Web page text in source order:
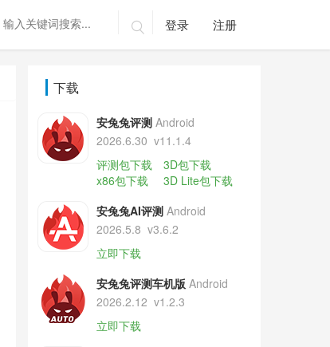
 登录 注册
下载
安兔兔评测 Android
2026.6.30 v11.1.4
评测包下载
3D包下载
x86包下载
3D Lite包下载
安兔兔AI评测 Android
2026.5.8 v3.6.2
立即下载
安兔兔评测车机版 Android
2026.2.12 v1.2.3
立即下载